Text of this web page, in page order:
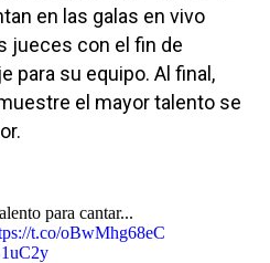
en las galas en vivo
jueces con el fin de
para su equipo. Al final,
el mayor talento se
para cantar...
t.co/oBwMhg68eC